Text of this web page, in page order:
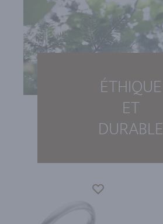
ÉTHIQUE
ET
DURABLE